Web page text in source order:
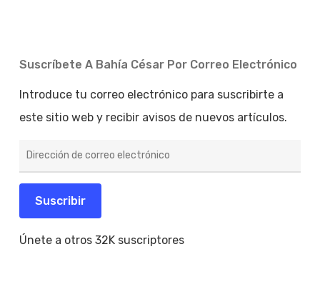
Suscríbete A Bahía César Por Correo Electrónico
Introduce tu correo electrónico para suscribirte a
este sitio web y recibir avisos de nuevos artículos.
de
electrónico
Suscribir
Únete a otros 32K suscriptores